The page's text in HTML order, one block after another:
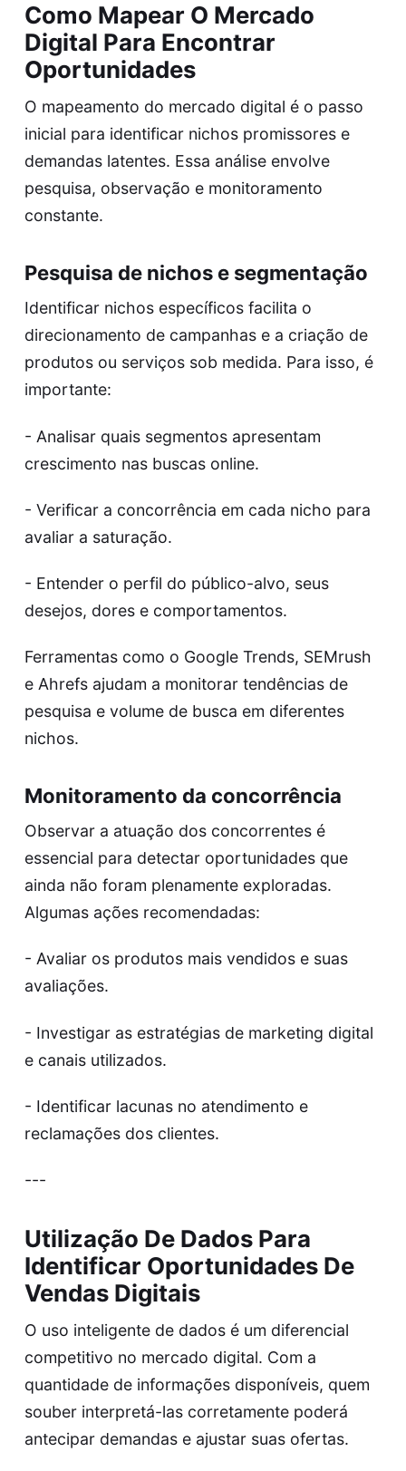
Como Mapear O Mercado
Digital Para Encontrar
Oportunidades
O mapeamento do mercado digital é o passo
inicial para identificar nichos promissores e
demandas latentes. Essa análise envolve
pesquisa, observação e monitoramento
constante.
Pesquisa de nichos e segmentação
Identificar nichos específicos facilita o
direcionamento de campanhas e a criação de
produtos ou serviços sob medida. Para isso, é
importante:
- Analisar quais segmentos apresentam
crescimento nas buscas online.
- Verificar a concorrência em cada nicho para
avaliar a saturação.
- Entender o perfil do público-alvo, seus
desejos, dores e comportamentos.
Ferramentas como o Google Trends, SEMrush
e Ahrefs ajudam a monitorar tendências de
pesquisa e volume de busca em diferentes
nichos.
Monitoramento da concorrência
Observar a atuação dos concorrentes é
essencial para detectar oportunidades que
ainda não foram plenamente exploradas.
Algumas ações recomendadas:
- Avaliar os produtos mais vendidos e suas
avaliações.
- Investigar as estratégias de marketing digital
e canais utilizados.
- Identificar lacunas no atendimento e
reclamações dos clientes.
---
Utilização De Dados Para
Identificar Oportunidades De
Vendas Digitais
O uso inteligente de dados é um diferencial
competitivo no mercado digital. Com a
quantidade de informações disponíveis, quem
souber interpretá-las corretamente poderá
antecipar demandas e ajustar suas ofertas.